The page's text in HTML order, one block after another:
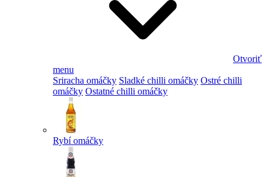
Otvoriť
menu
Sriracha omáčky Sladké chilli omáčky Ostré chilli
omáčky Ostatné chilli omáčky
Rybí omáčky